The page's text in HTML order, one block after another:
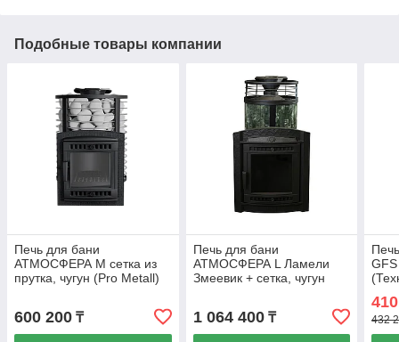
Подобные товары компании
Печь для бани
АТМОСФЕРА М сетка из
прутка, чугун (Pro Metall)
600 200 ₸
Печь для бани
АТМОСФЕРА L Ламели
Змеевик + сетка, чугун
1 064 400₸ 432